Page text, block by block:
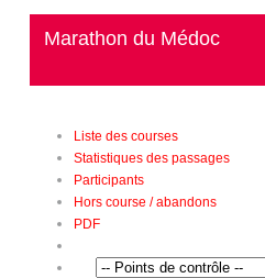
Marathon du Médoc
Liste des courses
Statistiques des passages
Participants
Hors course / abandons
PDF